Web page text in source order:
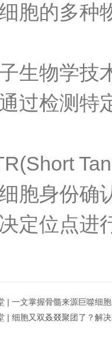
胞的多种
物学技术
过检测特
胞身份确
定位点进
| 一文掌握骨髓来源巨噬细
| 细胞又双叒叕聚团了？解决